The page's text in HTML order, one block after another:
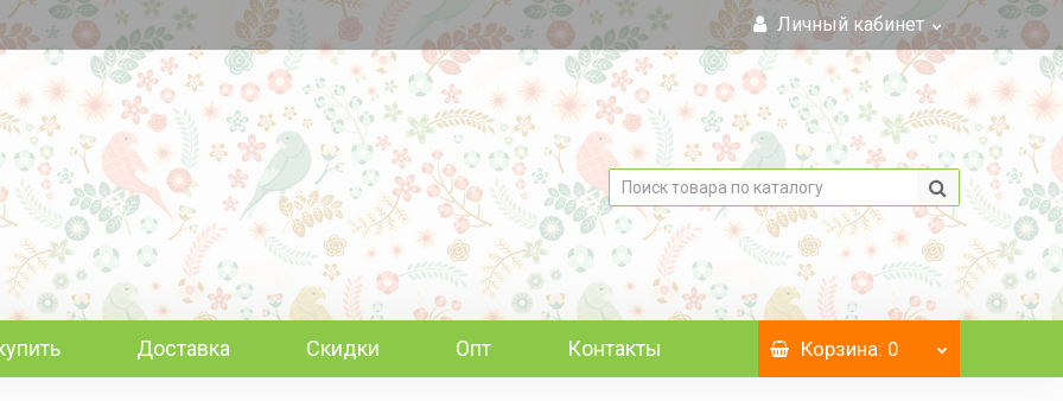
Личный кабинет
Доставка Скидки Опт Контакты Корзина: 0